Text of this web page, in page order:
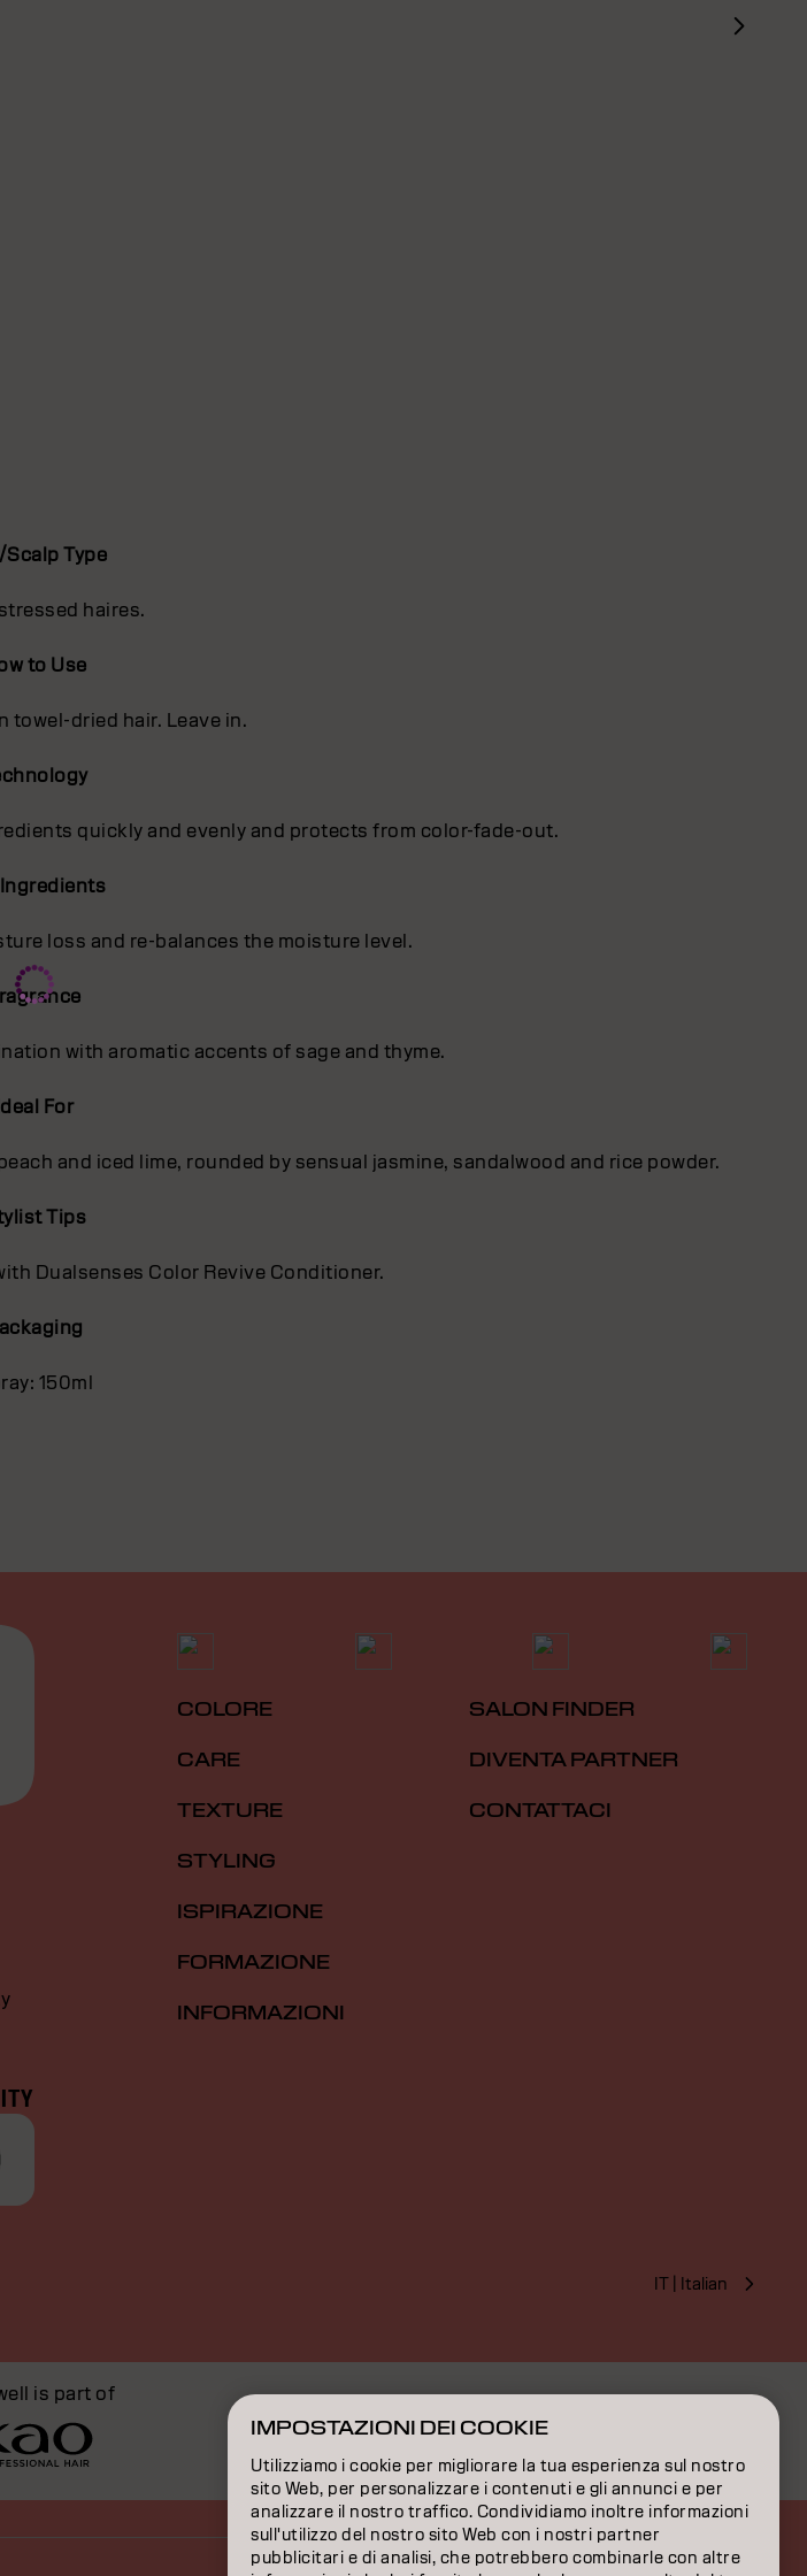
Scalp Type
haires.
to Use
towel-dried hair. Leave in.
quickly and evenly and protects from color-fade-out.
Ingredients
loss and re-balances the moisture level.
with aromatic accents of sage and thyme.
For
and iced lime, rounded by sensual jasmine, sandalwood and rice powder.
Tips
Dualsenses Color Revive Conditioner.
150ml
COLORE
CARE
TEXTURE
STYLING
ISPIRAZIONE
FORMAZIONE
INFORMAZIONI
SALON FINDER
DIVENTA PARTNER
CONTATTACI
IT | Italian
is part of
IMPOSTAZIONI DEI COOKIE
Utilizziamo i cookie per migliorare la tua esperienza sul nostro
sito Web, per personalizzare i contenuti e gli annunci e per
analizzare il nostro traffico. Condividiamo inoltre informazioni
sull'utilizzo del nostro sito Web con i nostri partner
pubblicitari e di analisi, che potrebbero combinarle con altre